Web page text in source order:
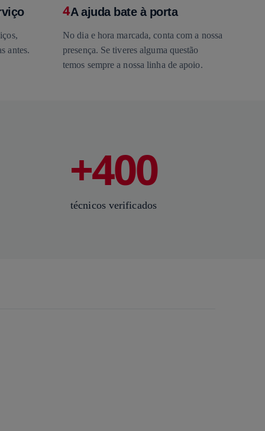
antes.
4A ajuda bate à porta
No dia e hora marcada, conta com a nossa
presença. Se tiveres alguma questão
temos sempre a nossa linha de apoio.
+400
técnicos verificados